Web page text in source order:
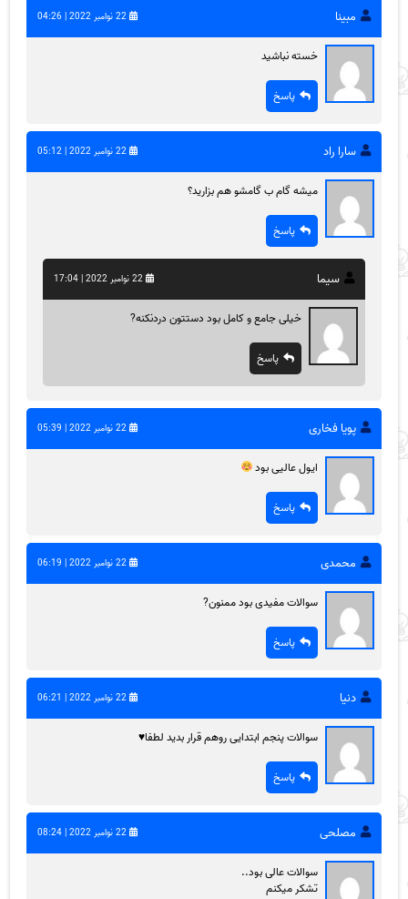
مبینا 22 نوامبر 2022 | 04:26
خسته نباشید
پاسخ
سارا راد 22 نوامبر 2022 | 05:12
میشه گام ب گامشو هم بزارید؟
پاسخ
سیما 22 نوامبر 2022 | 17:04
خیلی جامع و کامل بود دستتون دردنکنه?
پاسخ
پویا فخاری 22 نوامبر 2022 | 05:39
ایول عالیی بود
پاسخ
محمدی 22 نوامبر 2022 | 06:19
سوالات مفیدی بود ممنون?
پاسخ
دنیا 22 نوامبر 2022 | 06:21
سوالات پنجم ابتدایی روهم قرار بدید لطفا♥️
پاسخ
مصلحی 22 نوامبر 2022 | 08:24
سوالات عالی بود..
تشکر میکنم